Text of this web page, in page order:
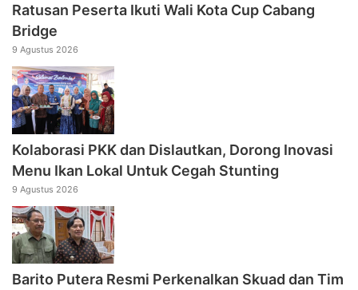
Ratusan Peserta Ikuti Wali Kota Cup Cabang
Bridge
9 Agustus 2026
Kolaborasi PKK dan Dislautkan, Dorong Inovasi
Menu Ikan Lokal Untuk Cegah Stunting
9 Agustus 2026
Barito Putera Resmi Perkenalkan Skuad dan Tim